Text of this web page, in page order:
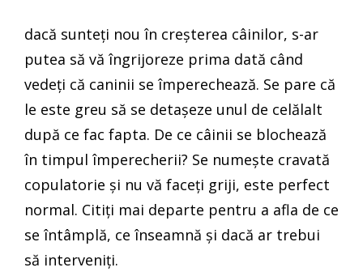
dacă sunteți nou în creșterea câinilor, s-ar
putea să vă îngrijoreze prima dată când
vedeți că caninii se împerechează. Se pare că
le este greu să se detașeze unul de celălalt
după ce fac fapta. De ce câinii se blochează
în timpul împerecherii? Se numește cravată
copulatorie și nu vă faceți griji, este perfect
normal. Citiți mai departe pentru a afla de ce
se întâmplă, ce înseamnă și dacă ar trebui
să interveniți.